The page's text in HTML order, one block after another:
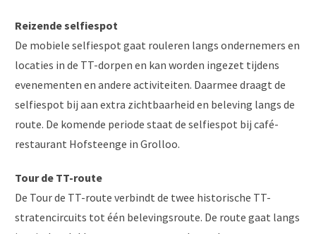
Reizende selfiespot
De mobiele selfiespot gaat rouleren langs ondernemers en
locaties in de TT-dorpen en kan worden ingezet tijdens
evenementen en andere activiteiten. Daarmee draagt de
selfiespot bij aan extra zichtbaarheid en beleving langs de
route. De komende periode staat de selfiespot bij café-
restaurant Hofsteenge in Grolloo.
Tour de TT-route
De Tour de TT-route verbindt de twee historische TT-
stratencircuits tot één belevingsroute. De route gaat langs